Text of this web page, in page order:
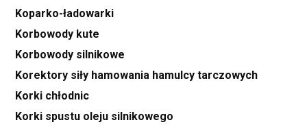
Koparko-ładowarki
Korbowody kute
Korbowody silnikowe
Korektory siły hamowania hamulcy tarczowych
Korki chłodnic
Korki spustu oleju silnikowego